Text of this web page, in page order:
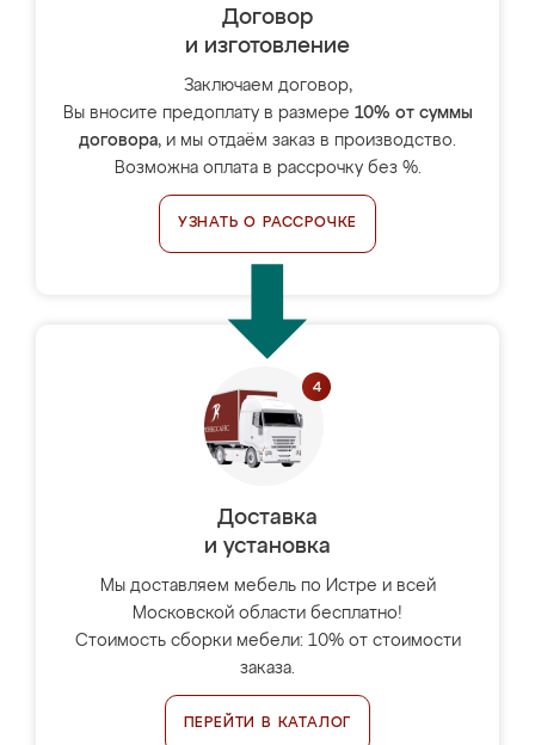
Договор
и изготовление
Заключаем договор,
Вы вносите предоплату в размере 10% от суммы
договора, и мы отдаём заказ в производство.
Возможна оплата в рассрочку без %.
УЗНАТЬ О РАССРОЧКЕ
Доставка
и установка
Мы доставляем мебель по Истре и всей
Московской области бесплатно!
Стоимость сборки мебели: 10% от стоимости
заказа.
ПЕРЕЙТИ В КАТАЛОГ